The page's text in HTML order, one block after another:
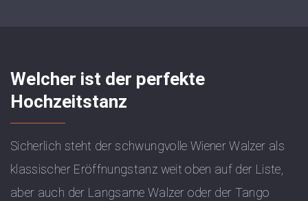
Welcher ist der perfekte
Hochzeitstanz
Sicherlich steht der schwungvolle Wiener Walzer als
klassischer Eröffnungstanz weit oben auf der Liste,
aber auch der Langsame Walzer oder der Tango